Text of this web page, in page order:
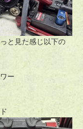
と見た感じ以下の
ー